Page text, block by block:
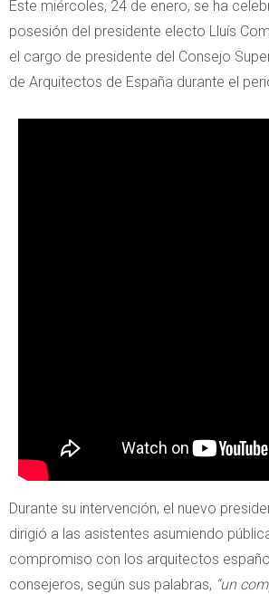
Este miércoles, 24 de enero, se ha
posesión del presidente electo Lluís
el cargo de presidente del Consejo
de Arquitectos de España durante el
Durante su intervención, el nuevo
dirigió a las asistentes asumiendo
compromiso con los arquitectos
consejeros, según sus palabras, “un